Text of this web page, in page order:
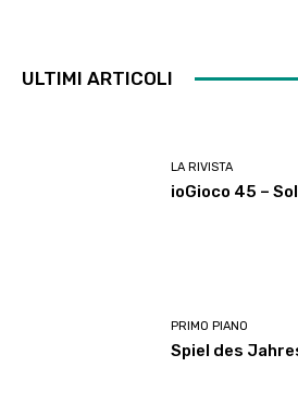
ULTIMI ARTICOLI
LA RIVISTA
ioGioco 45 –
PRIMO PIANO
Spiel des